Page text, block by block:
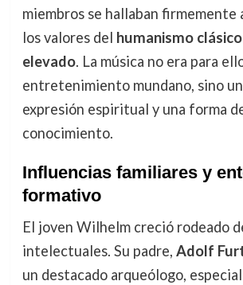
miembros se hallaban firmemente
los valores del humanismo
elevado. La música no era para
entretenimiento mundano, sino
expresión espiritual y una forma
conocimiento.
Influencias familiares y
formativo
El joven Wilhelm creció rodeado
intelectuales. Su padre, Adolf
un destacado arqueólogo,